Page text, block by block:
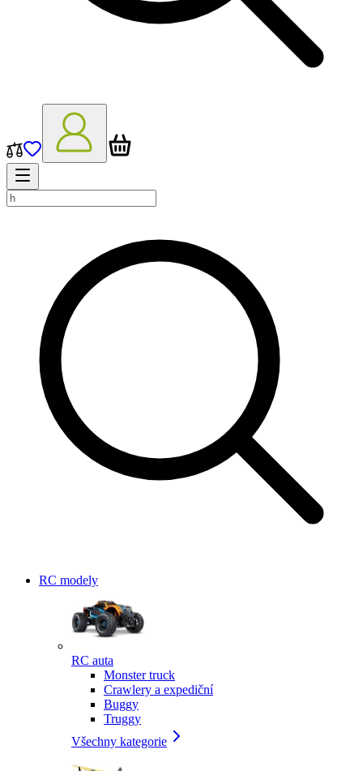
RC modely
RC auta
Monster truck
Crawlery a expediční
Buggy
Truggy
Všechny kategorie